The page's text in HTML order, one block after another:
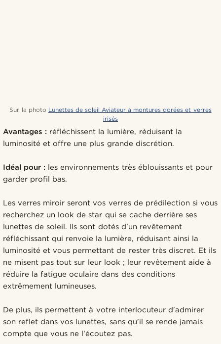
Sur la photo Lunettes de soleil Aviateur à montures dorées et verres
irisés
Avantages : réfléchissent la lumière, réduisent la
luminosité et offre une plus grande discrétion.
Idéal pour : les environnements très éblouissants et pour
garder profil bas.
Les verres miroir seront vos verres de prédilection si vous
recherchez un look de star qui se cache derrière ses
lunettes de soleil. Ils sont dotés d'un revêtement
réfléchissant qui renvoie la lumière, réduisant ainsi la
luminosité et vous permettant de rester très discret. Et ils
ne misent pas tout sur leur look ; leur revêtement aide à
réduire la fatigue oculaire dans des conditions
extrêmement lumineuses.
De plus, ils permettent à votre interlocuteur d'admirer
son reflet dans vos lunettes, sans qu'il se rende jamais
compte que vous ne l'écoutez pas.